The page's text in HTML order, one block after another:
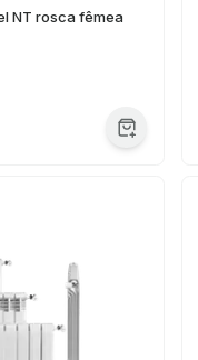
NT rosca fêmea